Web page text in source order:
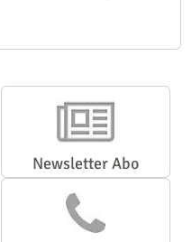
Newsletter Abo